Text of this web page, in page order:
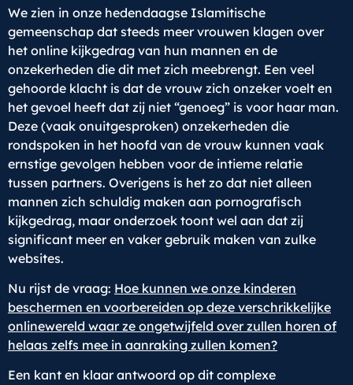
We zien in onze hedendaagse Islamitische
gemeenschap dat steeds meer vrouwen klagen over
het online kijkgedrag van hun mannen en de
onzekerheden die dit met zich meebrengt. Een veel
gehoorde klacht is dat de vrouw zich onzeker voelt en
het gevoel heeft dat zij niet “genoeg” is voor haar man.
Deze (vaak onuitgesproken) onzekerheden die
rondspoken in het hoofd van de vrouw kunnen vaak
ernstige gevolgen hebben voor de intieme relatie
tussen partners. Overigens is het zo dat niet alleen
mannen zich schuldig maken aan pornografisch
kijkgedrag, maar onderzoek toont wel aan dat zij
significant meer en vaker gebruik maken van zulke
websites.
Nu rijst de vraag: Hoe kunnen we onze kinderen
beschermen en voorbereiden op deze verschrikkelijke
onlinewereld waar ze ongetwijfeld over zullen horen of
helaas zelfs mee in aanraking zullen komen?
Een kant en klaar antwoord op dit complexe